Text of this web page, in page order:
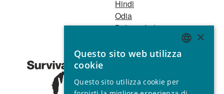
Hindi
Odia
Bahasa Indonesia
Registro Persone
1521 Registered
charity no. 267444 ©
ENGLISH
SPANISH
×
Questo sito web utilizza
cookie
Questo sito utilizza cookie per